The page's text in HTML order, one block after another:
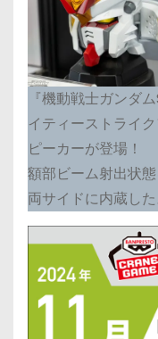
『機動戦士ガンダ
イティーストライ
ピーカーが登場！
額部ビーム射出状態
両サイドに内蔵し